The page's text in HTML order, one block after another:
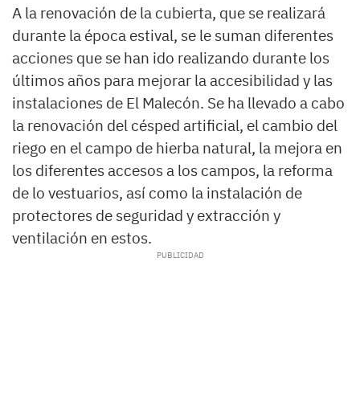
A la renovación de la cubierta, que se realizará
durante la época estival, se le suman diferentes
acciones que se han ido realizando durante los
últimos años para mejorar la accesibilidad y las
instalaciones de El Malecón. Se ha llevado a cabo
la renovación del césped artificial, el cambio del
riego en el campo de hierba natural, la mejora en
los diferentes accesos a los campos, la reforma
de lo vestuarios, así como la instalación de
protectores de seguridad y extracción y
ventilación en estos.